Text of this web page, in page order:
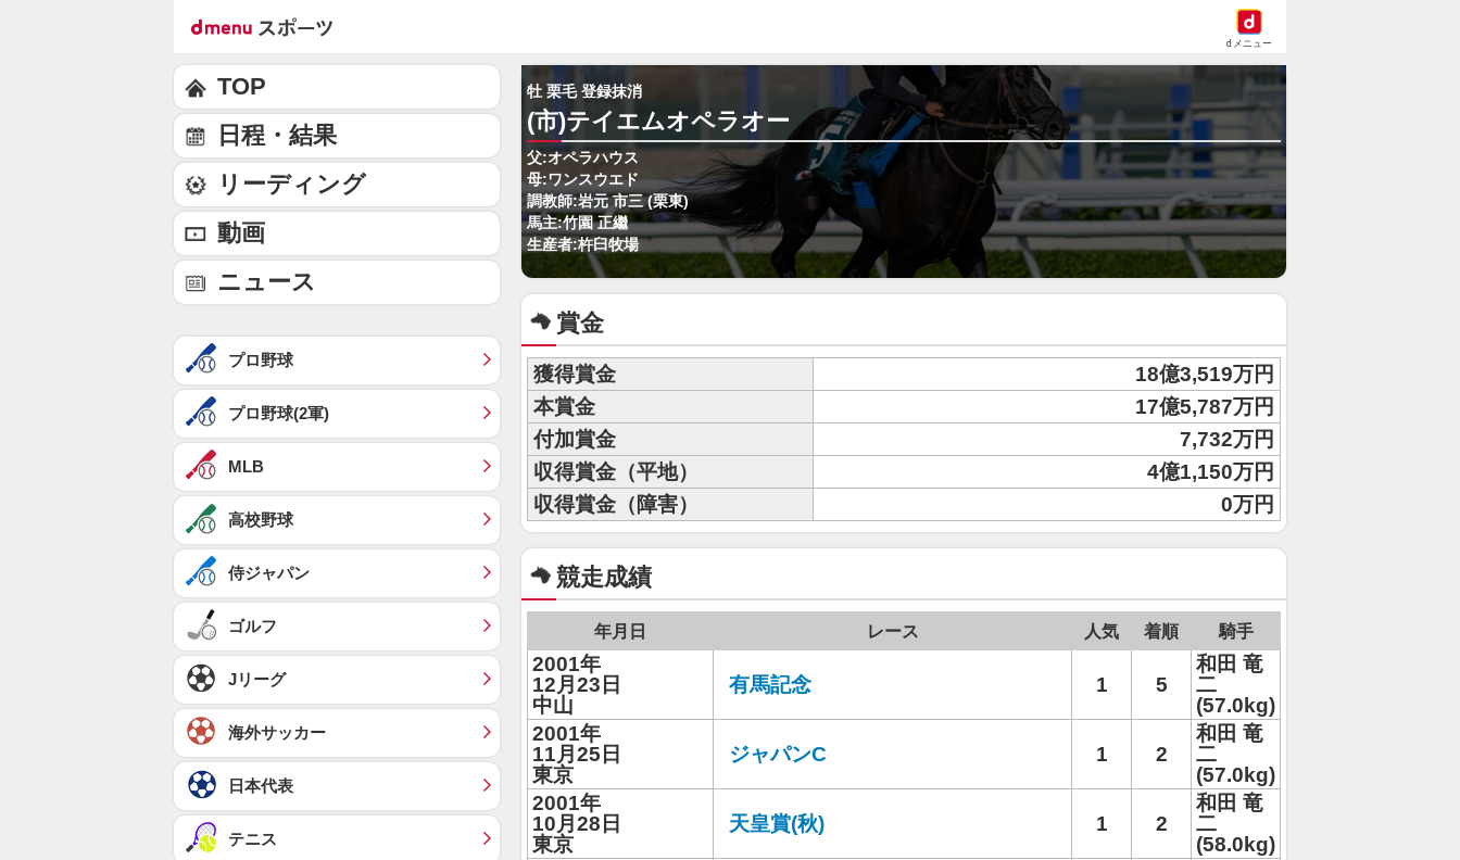
dメニュー
牡 栗毛 登録抹消
(市)テイエムオペラオー
父:オペラハウス
母:ワンスウエド
調教師:岩元 市三 (栗東)
馬主:竹園 正繼
生産者:杵臼牧場
賞金
獲得賞金
18億3,519万円
本賞金
17億5,787万円
付加賞金
7,732万円
収得賞金（平地）
4億1,150万円
収得賞金（障害）
0万円
競走成績
年月日 レース 人気 着順 騎手
2001年
12月23日
中山
有馬記念 1 5
和田 竜
二
(57.0kg)
2001年
11月25日
東京
ジャパンC 1 2
和田 竜
二
(57.0kg)
2001年
10月28日
東京
天皇賞(秋) 1 2
和田 竜
二
(58.0kg)
TOP
日程・結果
リーディング
動画
ニュース
プロ野球
プロ野球(2軍)
MLB
高校野球
侍ジャパン
ゴルフ
Jリーグ
海外サッカー
日本代表
テニス